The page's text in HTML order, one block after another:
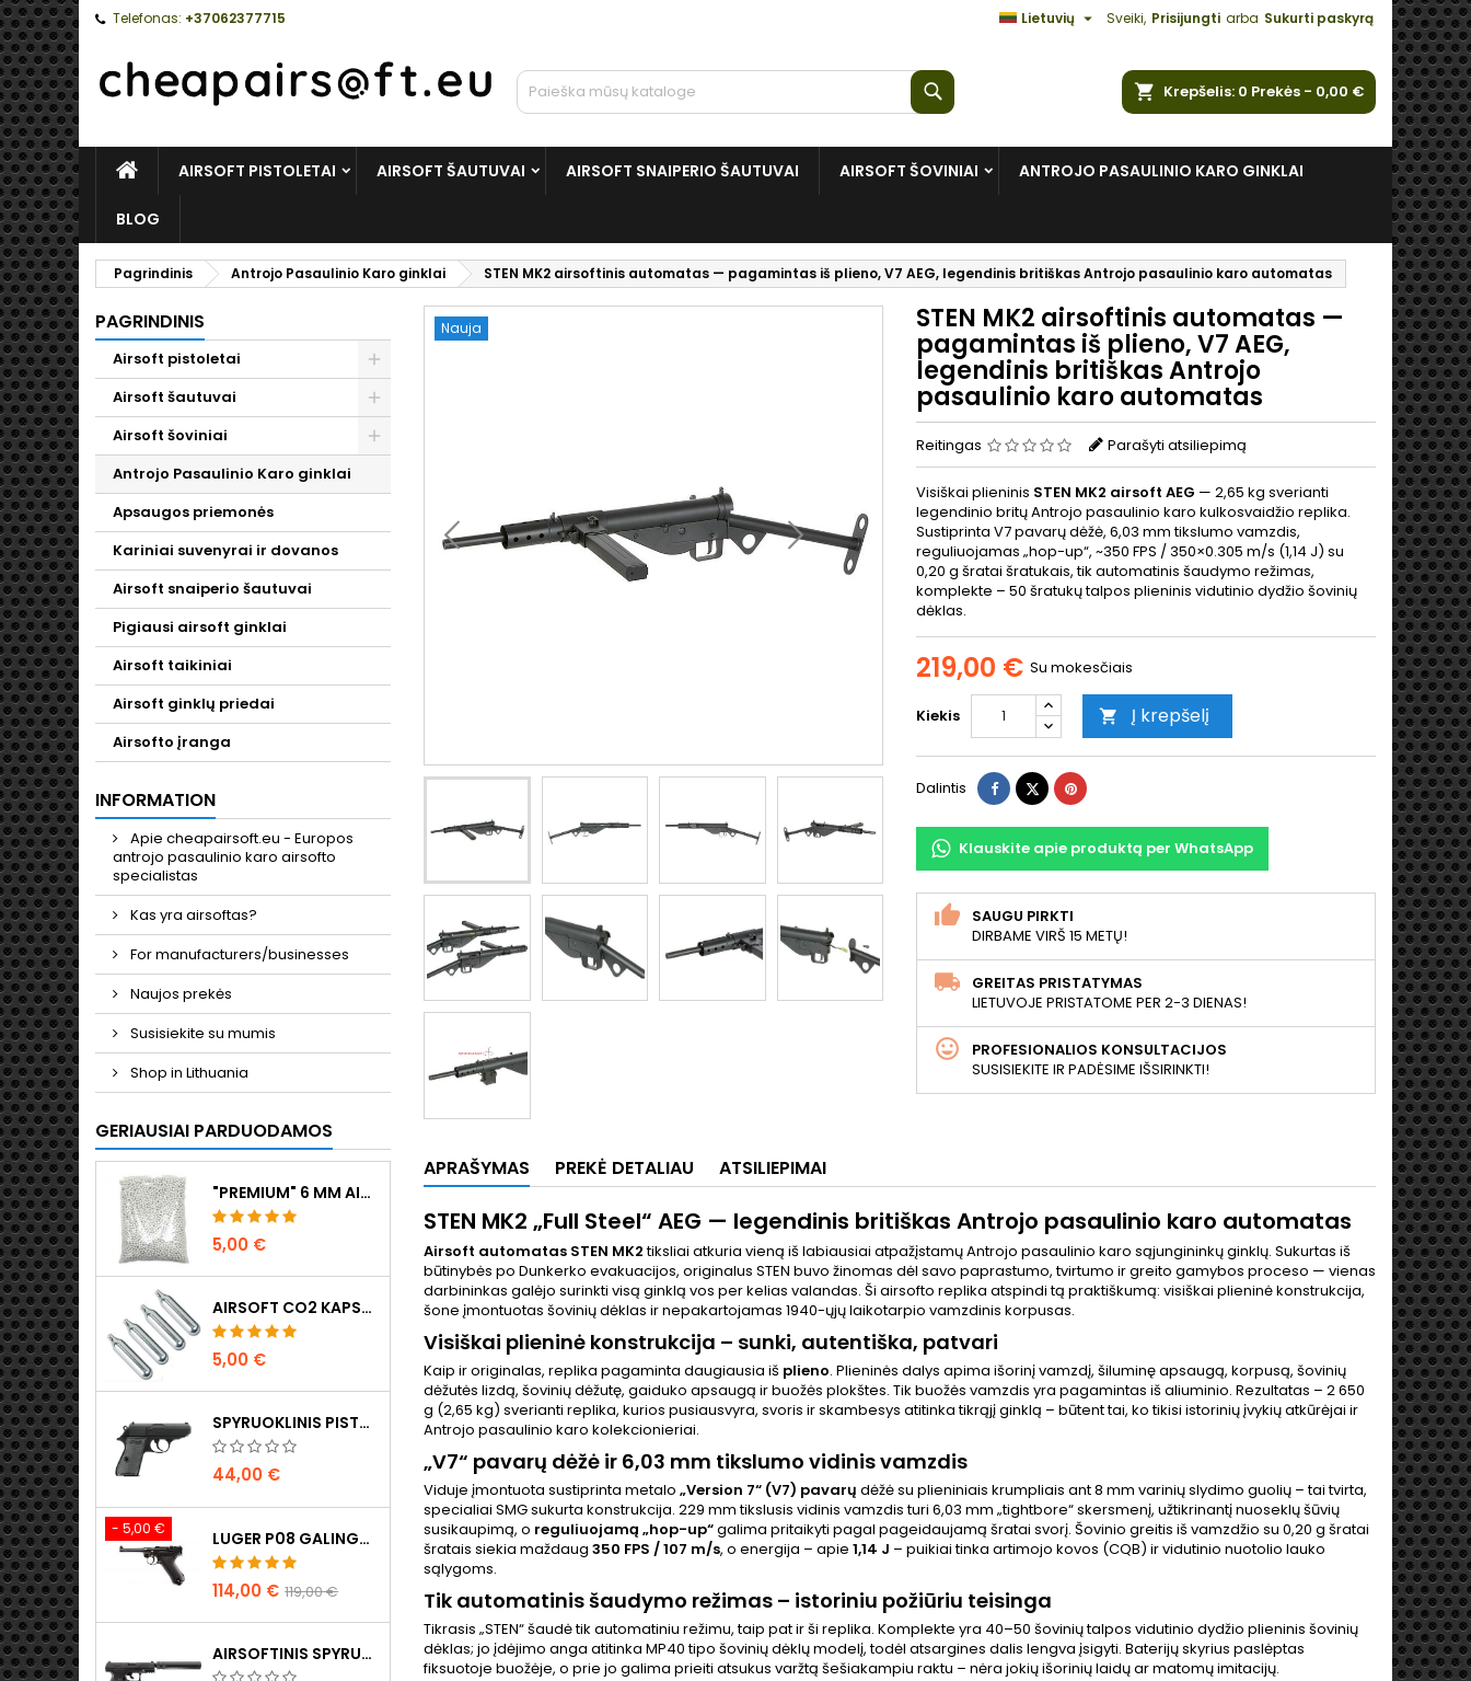
Telefonas: +37062377715 Sveiki, Prisijungti arba Sukurti paskyrą
Lietuvių 
Krepšelis 0 Prekės - 0,00 €
PAGRINDINIS
AIRSOFT PISTOLETAI AIRSOFT ŠAUTUVAI AIRSOFT SNAIPERIO ŠAUTUVAI AIRSOFT ŠOVINIAI ANTROJO PASAULINIO KARO GINKLAI
BLOG
Pagrindinis Antrojo Pasaulinio Karo ginklai STEN MK2 airsoftinis automatas — pagamintas iš plieno, V7 AEG, legendinis britiškas Antrojo pasaulinio karo automatas
PAGRINDINIS
Airsoft pistoletai
Airsoft šautuvai
Airsoft šoviniai
Antrojo Pasaulinio Karo ginklai
Apsaugos priemonės
Kariniai suvenyrai ir dovanos
Airsoft snaiperio šautuvai
Pigiausi airsoft ginklai
Airsoft taikiniai
Airsoft ginklų priedai
Airsofto įranga
INFORMATION
Apie cheapairsoft.eu - Europos
antrojo pasaulinio karo airsofto
specialistas
Kas yra airsoftas?
For manufacturers/businesses
Naujos prekės
Susisiekite su mumis
Shop in Lithuania
GERIAUSIAI PARDUODAMOS
"PREMIUM" 6 MM AIRSOFT ŠRATAI 0,20 G - 1000 ŠOVINIŲ, BE UŽSTRIGIMO, ŠAUDYMAS TIESIAI
5,00 €
AIRSOFT CO2 KAPSULĖS 12G, 5 VNT. - PAGAMINTA VENGRIJOJE, ES, AUKŠČIAUSIOS KOKYBĖS
5,00 €
SPYRUOKLINIS PISTOLETAS WALTHER PPK/S
44,00 €
- 5,00 € LUGER P08 GALINGAS METALINIS CO2 AIRSOFT PISTOLETAS - UMAREX LEGENDS
114,00 € 119,00 €
AIRSOFTINIS SPYRUOKLINIS PISTOLETAS WALTHER PPQ NAVY SU DUSLINTUVU
Nauja STEN MK2 airsoftinis automatas —
pagamintas iš plieno, V7 AEG,
legendinis britiškas Antrojo
pasaulinio karo automatas
Reitingas Parašyti atsiliepimą
Visiškai plieninis STEN MK2 airsoft AEG — 2,65 kg sverianti
legendinio britų Antrojo pasaulinio karo kulkosvaidžio replika.
Sustiprinta V7 pavarų dėžė, 6,03 mm tikslumo vamzdis,
reguliuojamas „hop-up“, ~350 FPS / 350×0.305 m/s (1,14 J) su
0,20 g šratai šratukais, tik automatinis šaudymo režimas,
komplekte – 50 šratukų talpos plieninis vidutinio dydžio šovinių
dėklas.
219,00 € Su mokesčiais
Kiekis  Į krepšelį
Dalintis DalintisTwitterPinterest
Klauskite apie produktą per WhatsApp
SAUGU PIRKTI
DIRBAME VIRŠ 15 METŲ!
GREITAS PRISTATYMAS
LIETUVOJE PRISTATOME PER 2-3 DIENAS!
PROFESIONALIOS KONSULTACIJOS
SUSISIEKITE IR PADĖSIME IŠSIRINKTI!
APRAŠYMAS PREKĖ DETALIAU ATSILIEPIMAI
STEN MK2 „Full Steel“ AEG — legendinis britiškas Antrojo pasaulinio karo automatas
Airsoft automatas STEN MK2tiksliai atkuria vieną iš labiausiai atpažįstamų Antrojo pasaulinio karo sąjungininkų ginklų. Sukurtas iš
būtinybės po Dunkerko evakuacijos, originalus STEN buvo žinomas dėl savo paprastumo, tvirtumo ir greito gamybos proceso — vienas
darbininkas galėjo surinkti visą ginklą vos per kelias valandas. Ši airsofto replika atspindi tą praktiškumą: visiškai plieninė konstrukcija,
šone įmontuotas šovinių dėklas ir nepakartojamas 1940-ųjų laikotarpio vamzdinis korpusas.
Visiškai plieninė konstrukcija – sunki, autentiška, patvari
Kaip ir originalas, replika pagaminta daugiausia iš plieno. Plieninės dalys apima išorinį vamzdį, šiluminę apsaugą, korpusą, šovinių
dėžutės lizdą, šovinių dėžutę, gaiduko apsaugą ir buožės plokštes. Tik buožės vamzdis yra pagamintas iš aliuminio. Rezultatas – 2 650
g (2,65 kg) sverianti replika, kurios pusiausvyra, svoris ir skambesys atitinka tikrąjį ginklą – būtent tai, ko tikisi istorinių įvykių atkūrėjai ir
Antrojo pasaulinio karo kolekcionieriai.
„V7“ pavarų dėžė ir 6,03 mm tikslumo vidinis vamzdis
Viduje įmontuota sustiprinta metalo „Version 7“ (V7) pavarų dėžė su plieniniais krumpliais ant 8 mm varinių slydimo guolių – tai tvirta,
specialiai SMG sukurta konstrukcija. 229 mm tikslusis vidinis vamzdis turi 6,03 mm „tightbore“ skersmenį, užtikrinantį nuoseklų šūvių
susikaupimą, o reguliuojamą „hop-up“galima pritaikyti pagal pageidaujamą šratai svorį. Šovinio greitis iš vamzdžio su 0,20 g šratai
šratais siekia maždaug 350 FPS / 107 m/s, o energija – apie 1,14 J – puikiai tinka artimojo kovos (CQB) ir vidutinio nuotolio lauko
sąlygoms.
Tik automatinis šaudymo režimas – istoriniu požiūriu teisinga
Tikrasis „STEN“ šaudė tik automatiniu režimu, taip pat ir ši replika. Komplekte yra 40–50 šovinių talpos vidutinio dydžio plieninis šovinių
dėklas; jo įdėjimo anga atitinka MP40 tipo šovinių dėklų modelį, todėl atsargines dalis lengva įsigyti. Baterijų skyrius paslėptas
fiksuotoje buožėje, o prie jo galima prieiti atsukus varžtą šešiakampiu raktu – nėra jokių išorinių laidų ar matomų imitacijų.